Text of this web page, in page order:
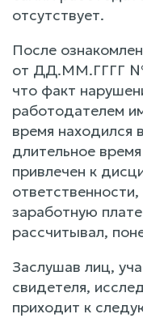
отсутствует.
После
от ДД.ММ.ГГГГ
что факт
работодателем
время находился
длительное
привлечен к
заработную
рассчитывал,
Заслушав лиц,
свидетеля,
приходит к